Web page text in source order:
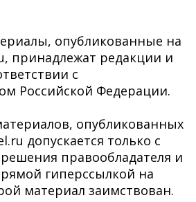
опубликованные на
принадлежат редакции и
с
Российской Федерации.
опубликованных
допускается только с
правообладателя и
гиперссылкой на
материал заимствован.